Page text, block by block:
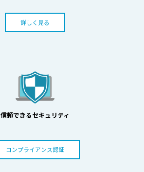
詳しく見る
信頼できるセキュリティ
コンプライアンス認証